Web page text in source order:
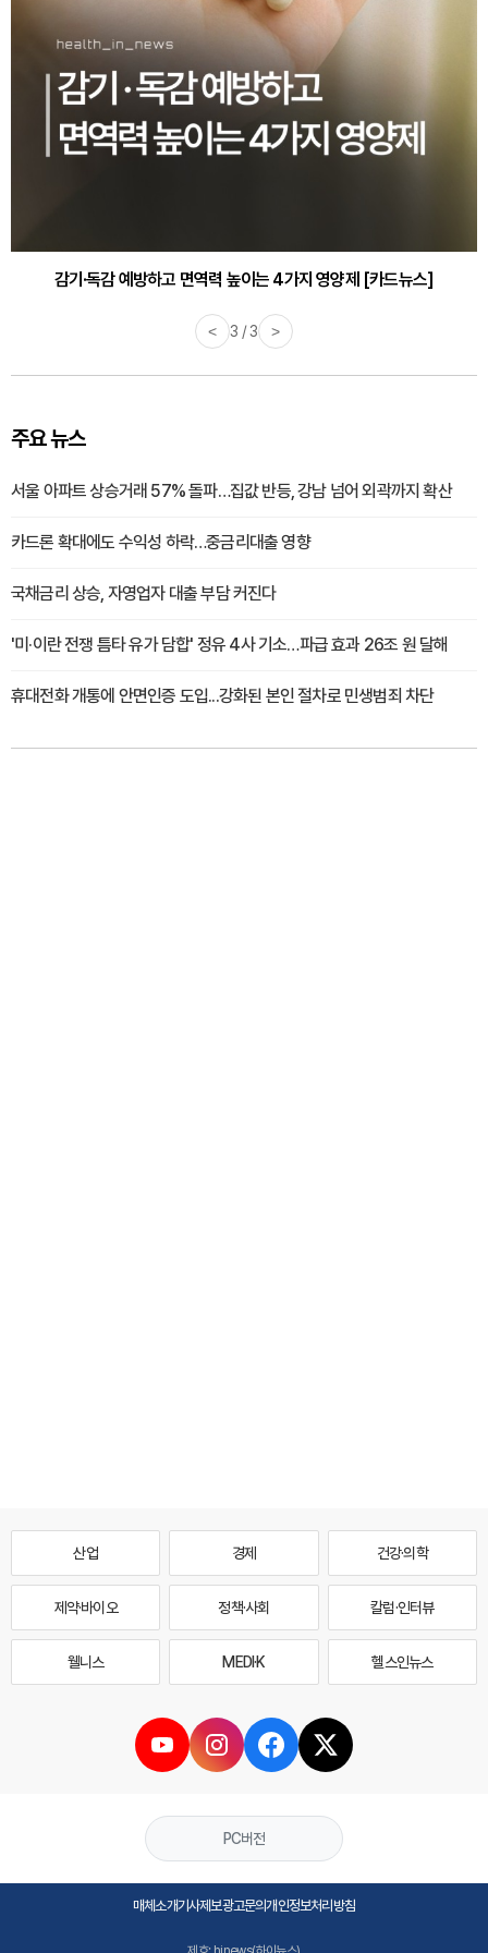
감기·독감 예방하고 면역력 높이는 4가지 영양제 [카드뉴스]
< 3 / 3 >
주요 뉴스
서울 아파트 상승거래 57% 돌파…집값 반등, 강남 넘어 외곽까지 확산
카드론 확대에도 수익성 하락…중금리대출 영향
국채금리 상승, 자영업자 대출 부담 커진다
'미·이란 전쟁 틈타 유가 담합' 정유 4사 기소…파급 효과 26조 원 달해
휴대전화 개통에 안면인증 도입...강화된 본인 절차로 민생범죄 차단
산업 경제 건강·의학
제약·바이오 정책·사회 칼럼·인터뷰
웰니스 MEDI·K 헬스인뉴스
PC버전
매체소개기사제보광고문의개인정보처리방침